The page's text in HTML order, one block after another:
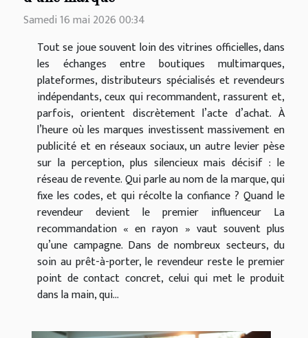
Samedi 16 mai 2026 00:34
Tout se joue souvent loin des vitrines officielles, dans
les échanges entre boutiques multimarques,
plateformes, distributeurs spécialisés et revendeurs
indépendants, ceux qui recommandent, rassurent et,
parfois, orientent discrètement l’acte d’achat. À
l’heure où les marques investissent massivement en
publicité et en réseaux sociaux, un autre levier pèse
sur la perception, plus silencieux mais décisif : le
réseau de revente. Qui parle au nom de la marque, qui
fixe les codes, et qui récolte la confiance ? Quand le
revendeur devient le premier influenceur La
recommandation « en rayon » vaut souvent plus
qu’une campagne. Dans de nombreux secteurs, du
soin au prêt-à-porter, le revendeur reste le premier
point de contact concret, celui qui met le produit
dans la main, qui...